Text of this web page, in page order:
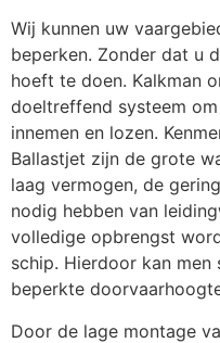
Wij kunnen uw
beperken. Zonder dat u
hoeft te doen. Kalkman
doeltreffend systeem
innemen en lozen.
Ballastjet zijn de grote
laag vermogen, de
nodig hebben van
volledige opbrengst
schip. Hierdoor kan men
beperkte
Door de lage montage